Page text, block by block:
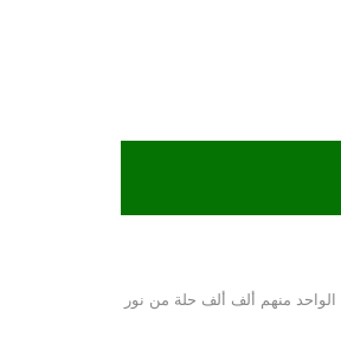
منهم ألف ألف حلة من نور